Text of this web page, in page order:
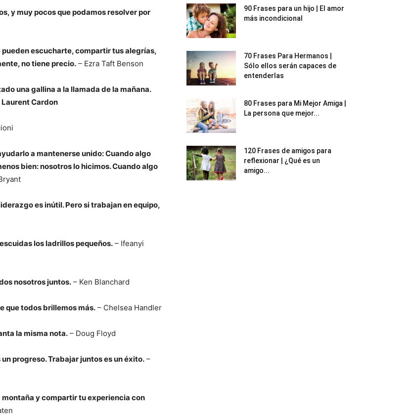
y muy pocos que podamos resolver por
escucharte, compartir tus alegrías,
no tiene precio. – Ezra Taft Benson
una gallina a la llamada de la mañana.
Cardon
a mantenerse unido: Cuando algo
bien: nosotros lo hicimos. Cuando algo
es inútil. Pero si trabajan en equipo,
los ladrillos pequeños. – Ifeanyi
nosotros juntos. – Ken Blanchard
que todos brillemos más. – Chelsea Handler
la misma nota. – Doug Floyd
progreso. Trabajar juntos es un éxito. –
y compartir tu experiencia con
90 Frases para un hijo | El amor
más incondicional
70 Frases Para Hermanos |
Sólo ellos serán capaces de
entenderlas
80 Frases para Mi Mejor Amiga |
La persona que mejor...
120 Frases de amigos para
reflexionar | ¿Qué es un
amigo...